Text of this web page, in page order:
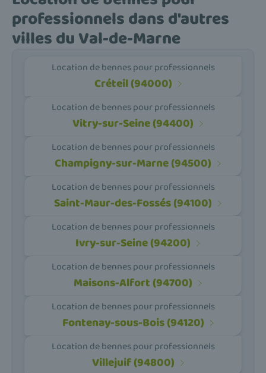
professionnels dans d'autres
villes du Val-de-Marne
Location de bennes pour professionnels
Créteil (94000)
Location de bennes pour professionnels
Vitry-sur-Seine (94400)
Location de bennes pour professionnels
Champigny-sur-Marne (94500)
Location de bennes pour professionnels
Saint-Maur-des-Fossés (94100)
Location de bennes pour professionnels
Ivry-sur-Seine (94200)
Location de bennes pour professionnels
Maisons-Alfort (94700)
Location de bennes pour professionnels
Fontenay-sous-Bois (94120)
Location de bennes pour professionnels
Villejuif (94800)